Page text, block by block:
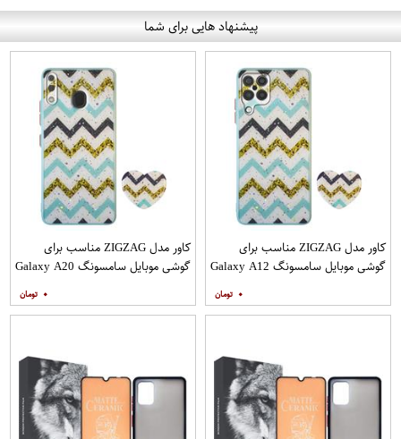
پیشنهاد هایی برای شما
کاور مدل ZIGZAG مناسب برای
گوشی موبایل سامسونگ Galaxy A12
۰
کاور مدل ZIGZAG مناسب برای
گوشی موبایل سامسونگ Galaxy A20
۰